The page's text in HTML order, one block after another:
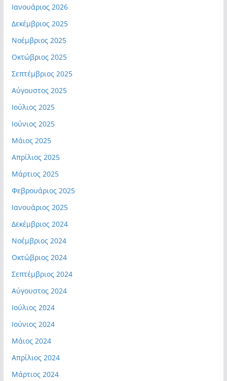
Ιανουάριος 2026
Δεκέμβριος 2025
Νοέμβριος 2025
Οκτώβριος 2025
Σεπτέμβριος 2025
Αύγουστος 2025
Ιούλιος 2025
Ιούνιος 2025
Μάιος 2025
Απρίλιος 2025
Μάρτιος 2025
Φεβρουάριος 2025
Ιανουάριος 2025
Δεκέμβριος 2024
Νοέμβριος 2024
Οκτώβριος 2024
Σεπτέμβριος 2024
Αύγουστος 2024
Ιούλιος 2024
Ιούνιος 2024
Μάιος 2024
Απρίλιος 2024
Μάρτιος 2024